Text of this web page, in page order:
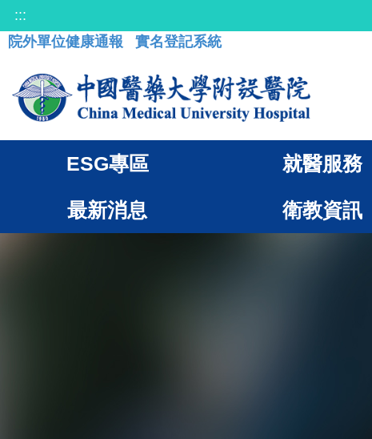
:::
院外單位健康通報
實名登記系統
ESG專區 就醫服務
最新消息 衛教資訊